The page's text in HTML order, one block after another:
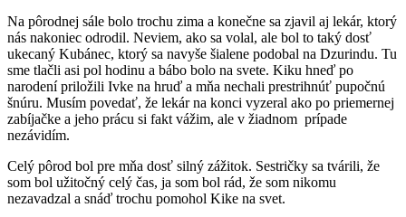
Na pôrodnej sále bolo trochu zima a konečne sa zjavil aj lekár, ktorý
nás nakoniec odrodil. Neviem, ako sa volal, ale bol to taký dosť
ukecaný Kubánec, ktorý sa navyše šialene podobal na Dzurindu. Tu
sme tlačli asi pol hodinu a bábo bolo na svete. Kiku hneď po
narodení priložili Ivke na hruď a mňa nechali prestrihnúť pupočnú
šnúru. Musím povedať, že lekár na konci vyzeral ako po priemernej
zabíjačke a jeho prácu si fakt vážim, ale v žiadnom prípade
nezávidím.
Celý pôrod bol pre mňa dosť silný zážitok. Sestričky sa tvárili, že
som bol užitočný celý čas, ja som bol rád, že som nikomu
nezavadzal a snáď trochu pomohol Kike na svet.